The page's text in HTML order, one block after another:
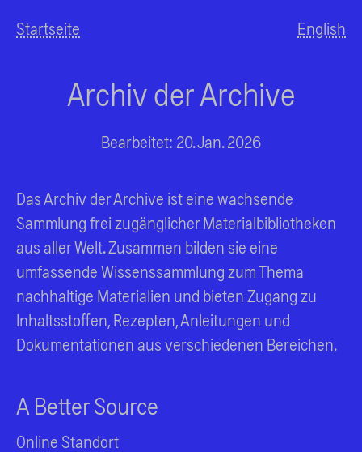
Startseite English
Archiv der Archive
Bearbeitet: 20. Jan. 2026
Das Archiv der Archive ist eine wachsende
Sammlung frei zugänglicher Materialbibliotheken
aus aller Welt. Zusammen bilden sie eine
umfassende Wissenssammlung zum Thema
nachhaltige Materialien und bieten Zugang zu
Inhaltsstoffen, Rezepten, Anleitungen und
Dokumentationen aus verschiedenen Bereichen.
A Better Source
Online Standort